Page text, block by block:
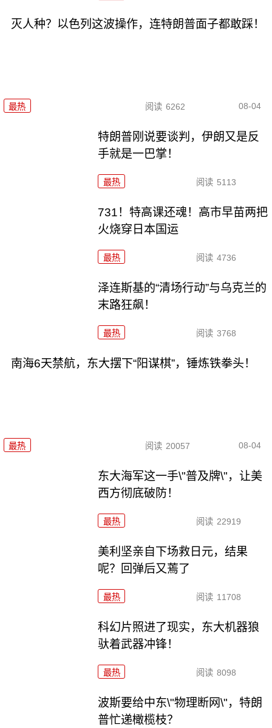
灭人种？以色列这波操作，连特朗普面子都敢踩！
最热 阅读 6262 08-04
特朗普刚说要谈判，伊朗又是反
手就是一巴掌！
最热 阅读 5113
731！特高课还魂！高市早苗两把
火烧穿日本国运
最热 阅读 4736
泽连斯基的“清场行动”与乌克兰的
末路狂飙！
最热 阅读 3768
南海6天禁航，东大摆下“阳谋棋”，锤炼铁拳头！
最热 阅读 20057 08-04
东大海军这一手\"普及牌\"，让美
西方彻底破防！
最热 阅读 22919
美利坚亲自下场救日元，结果
呢？回弹后又蔫了
最热 阅读 11708
科幻片照进了现实，东大机器狼
驮着武器冲锋！
最热 阅读 8098
波斯要给中东\"物理断网\"，特朗
普忙递橄榄枝？